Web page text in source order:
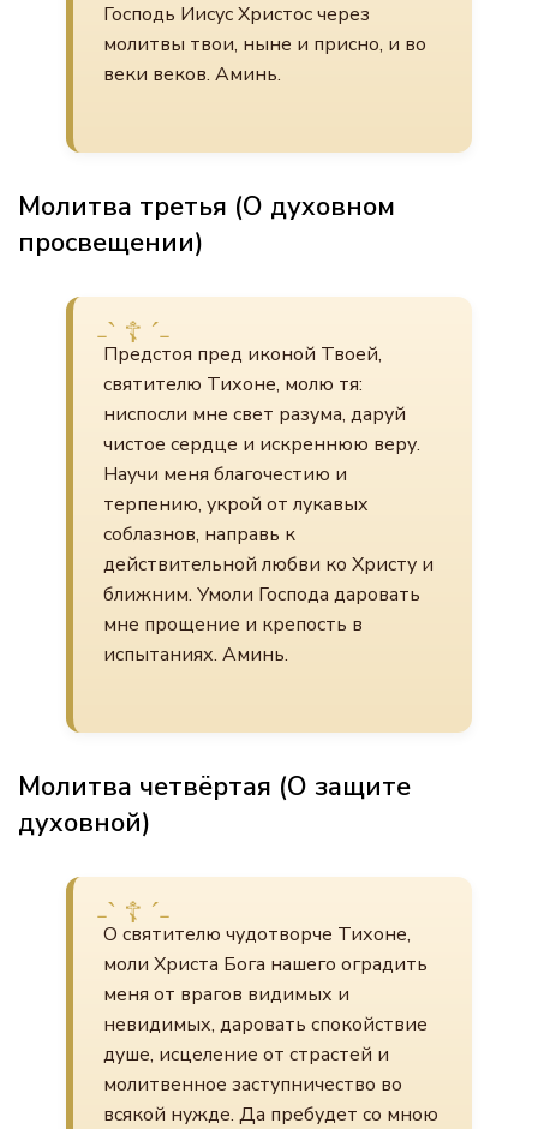
Господь Иисус Христос через
молитвы твои, ныне и присно, и во
веки веков. Аминь.
Молитва третья (О духовном
просвещении)
Предстоя пред иконой Твоей,
святителю Тихоне, молю тя:
ниспосли мне свет разума, даруй
чистое сердце и искреннюю веру.
Научи меня благочестию и
терпению, укрой от лукавых
соблазнов, направь к
действительной любви ко Христу и
ближним. Умоли Господа даровать
мне прощение и крепость в
испытаниях. Аминь.
Молитва четвёртая (О защите
духовной)
О святителю чудотворче Тихоне,
моли Христа Бога нашего оградить
меня от врагов видимых и
невидимых, даровать спокойствие
душе, исцеление от страстей и
молитвенное заступничество во
всякой нужде. Да пребудет со мною